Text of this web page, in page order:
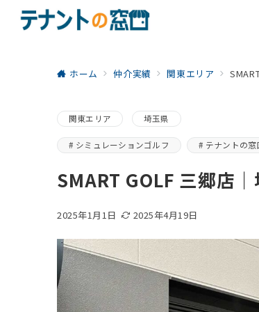
ホーム 仲介実績 関東エリア
関東エリア 埼玉県
シミュレーションゴルフ テナントの窓
SMART GOLF 三郷店
2025年1月1日 2025年4月19日